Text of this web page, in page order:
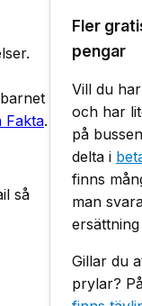
Fakta.
så
Fler
pengar
Vill du
och har
på
delta i
finns
man
Gillar du
prylar?